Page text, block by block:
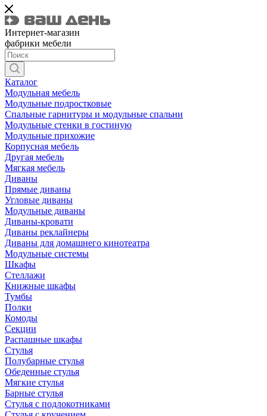
Интернет-магазин
фабрики мебели
Каталог
Модульная мебель
Модульные подростковые
Спальные гарнитуры и модульные спальни
Модульные стенки в гостиную
Модульные прихожие
Корпусная мебель
Другая мебель
Мягкая мебель
Диваны
Прямые диваны
Угловые диваны
Модульные диваны
Диваны-кровати
Диваны реклайнеры
Диваны для домашнего кинотеатра
Модульные системы
Шкафы
Стеллажи
Книжные шкафы
Тумбы
Полки
Комоды
Секции
Распашные шкафы
Стулья
Полубарные стулья
Обеденные стулья
Мягкие стулья
Барные стулья
Стулья с подлокотниками